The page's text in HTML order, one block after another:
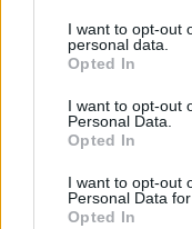
I want to opt-out
personal data.
Opted In
I want to opt-out
Personal Data.
Opted In
I want to opt-out
Personal Data
Opted In
Hogyan
Dóra és
A
változnak,